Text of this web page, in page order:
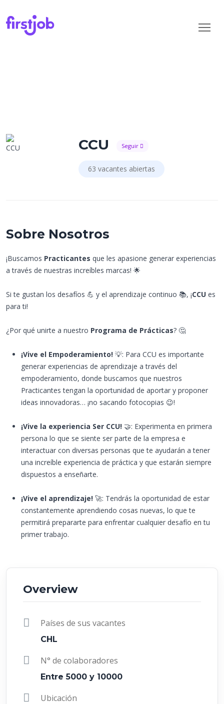
CCU Seguir
63 vacantes abiertas
Sobre Nosotros
¡Buscamos Practicantes que les apasione generar experiencias
a través de nuestras increíbles marcas! 🌟
Si te gustan los desafíos 💪 y el aprendizaje continuo 📚, ¡CCU es
para ti!
¿Por qué unirte a nuestro Programa de Prácticas? 🤔
¡Vive el Empoderamiento! 💡: Para CCU es importante
generar experiencias de aprendizaje a través del
empoderamiento, donde buscamos que nuestros
Practicantes tengan la oportunidad de aportar y proponer
ideas innovadoras… ¡no sacando fotocopias 😉!
¡Vive la experiencia Ser CCU! 🤝: Experimenta en primera
persona lo que se siente ser parte de la empresa e
interactuar con diversas personas que te ayudarán a tener
una increíble experiencia de práctica y que estarán siempre
dispuestos a enseñarte.
¡Vive el aprendizaje! 🚀: Tendrás la oportunidad de estar
constantemente aprendiendo cosas nuevas, lo que te
permitirá prepararte para enfrentar cualquier desafío en tu
primer trabajo.
Overview
Países de sus vacantes
CHL
N° de colaboradores
Entre 5000 y 10000
Ubicación